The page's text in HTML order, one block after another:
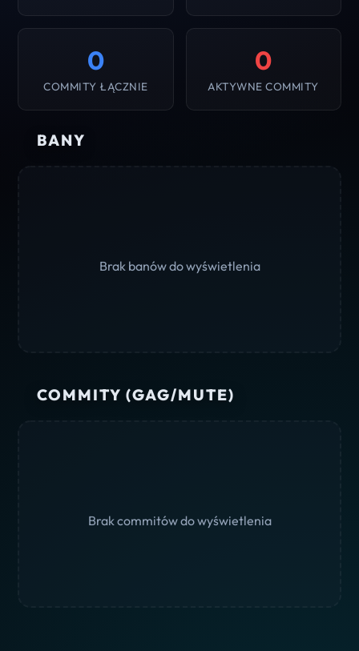
0
COMMITY ŁĄCZNIE
0
AKTYWNE COMMITY
BANY
Brak banów do wyświetlenia
COMMITY (GAG/MUTE)
Brak commitów do wyświetlenia